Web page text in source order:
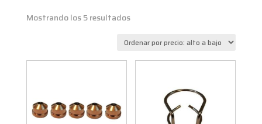
Mostrando los 5 resultadosOrdenado
precio:
alto